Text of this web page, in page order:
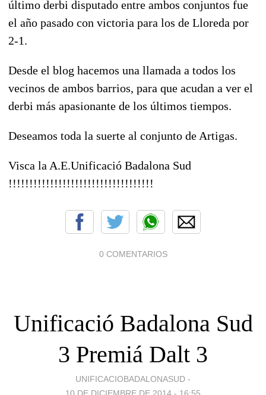
último derbi disputado entre ambos conjuntos fue
el año pasado con victoria para los de Lloreda por
2-1.
Desde el blog hacemos una llamada a todos los
vecinos de ambos barrios, para que acudan a ver el
derbi más apasionante de los últimos tiempos.
Deseamos toda la suerte al conjunto de Artigas.
Visca la A.E.Unificació Badalona Sud
!!!!!!!!!!!!!!!!!!!!!!!!!!!!!!!!!!!
0 COMENTARIOS
Unificació Badalona Sud
3 Premiá Dalt 3
UNIFICACIOBADALONASUD -
10 DE DICIEMBRE DE 2014 - 16:55